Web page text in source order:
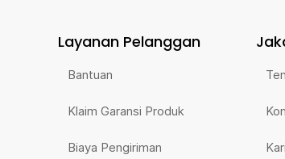
Layanan Pelanggan
Bantuan
Klaim Garansi Produk
Biaya Pengiriman